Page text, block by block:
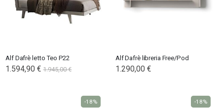
Alf Dafrè letto Teo P22
1.594,90 € 1.945,00 €
Alf Dafrè libreria Free/Pod
1.290,00 €
-18% -18%